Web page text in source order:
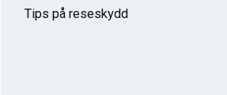
Tips på reseskydd